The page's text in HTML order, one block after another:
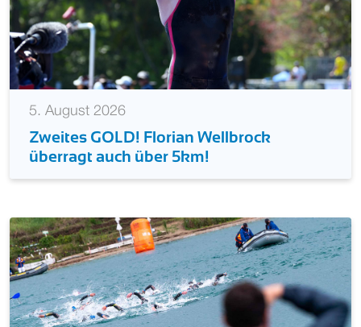
5. August 2026
Zweites GOLD! Florian Wellbrock
überragt auch über 5km!